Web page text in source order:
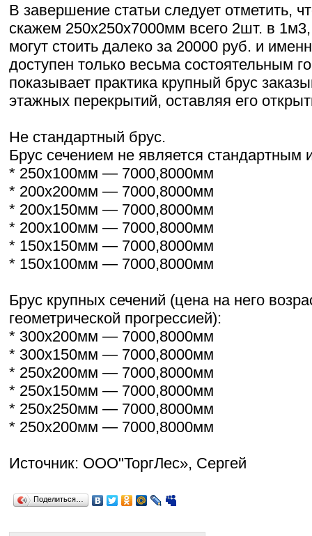
В завершение статьи следует отметить,
скажем 250х250х7000мм всего 2шт. в
могут стоить далеко за 20000 руб. и
доступен только весьма состоятельным
показывает практика крупный брус
этажных перекрытий, оставляя его
Не стандартный брус.
Брус сечением не является стандартным
* 250х100мм — 7000,8000мм
* 200х200мм — 7000,8000мм
* 200х150мм — 7000,8000мм
* 200х100мм — 7000,8000мм
* 150х150мм — 7000,8000мм
* 150х100мм — 7000,8000мм
Брус крупных сечений (цена на него
геометрической прогрессией):
* 300х200мм — 7000,8000мм
* 300х150мм — 7000,8000мм
* 250х200мм — 7000,8000мм
* 250х150мм — 7000,8000мм
* 250х250мм — 7000,8000мм
* 250х200мм — 7000,8000мм
Источник: ООО"ТоргЛес», Сергей
Поделиться…